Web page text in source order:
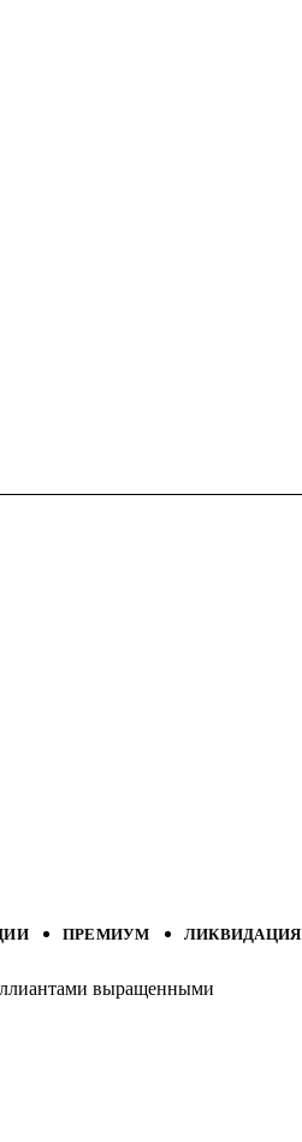
ПРЕМИУМ ЛИКВИДАЦИЯ
выращенными